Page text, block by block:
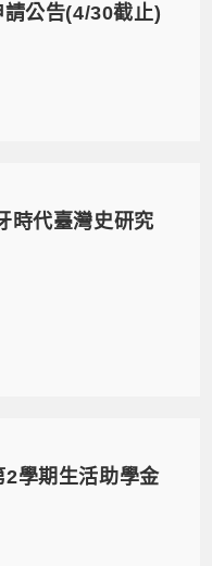
公告(4/30截止)
時代臺灣史研究
2學期生活助學金